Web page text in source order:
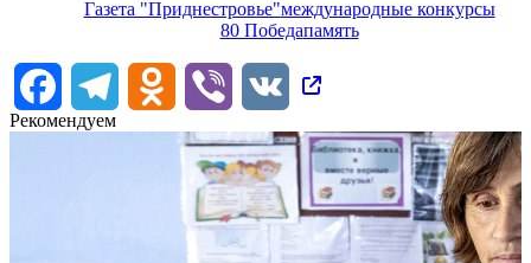
Газета "Приднестровье"международные конкурсы
80 Победапамять
FacebookTelegram Odnoklassniki
Viber
VK
Рекомендуем